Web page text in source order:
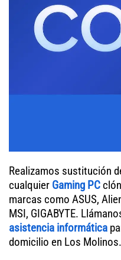
Realizamos sustitución
cualquier Gaming PC
marcas como ASUS,
MSI, GIGABYTE.
asistencia informática
domicilio en Los Molinos.